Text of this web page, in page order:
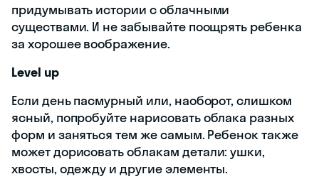
придумывать истории с облачными
существами. И не забывайте поощрять ребенка
за хорошее воображение.
Level up
Если день пасмурный или, наоборот, слишком
ясный, попробуйте нарисовать облака разных
форм и заняться тем же самым. Ребенок также
может дорисовать облакам детали: ушки,
хвосты, одежду и другие элементы.